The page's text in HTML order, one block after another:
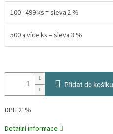
100 - 499 ks = sleva 2 %
500 a více ks = sleva 3 %
Přidat do košíku
DPH 21%
Detailní informace